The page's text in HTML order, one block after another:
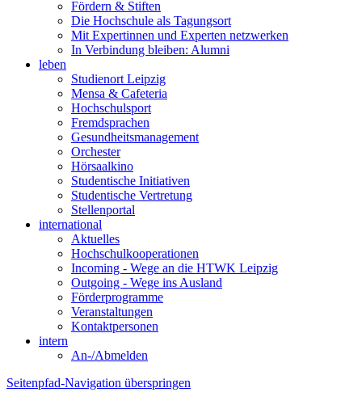
Fördern & Stiften
Die Hochschule als Tagungsort
Mit Expertinnen und Experten netzwerken
In Verbindung bleiben: Alumni
leben
Studienort Leipzig
Mensa & Cafeteria
Hochschulsport
Fremdsprachen
Gesundheitsmanagement
Orchester
Hörsaalkino
Studentische Initiativen
Studentische Vertretung
Stellenportal
international
Aktuelles
Hochschulkooperationen
Incoming - Wege an die HTWK Leipzig
Outgoing - Wege ins Ausland
Förderprogramme
Veranstaltungen
Kontaktpersonen
intern
An-/Abmelden
Seitenpfad-Navigation überspringen